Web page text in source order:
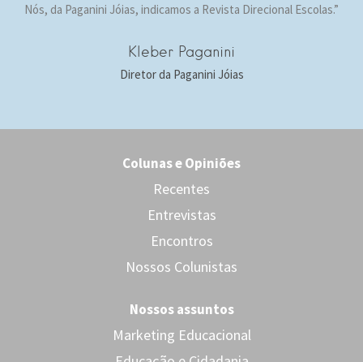
Nós, da Paganini Jóias, indicamos a Revista Direcional Escolas.”
Kleber Paganini
Diretor da Paganini Jóias
Colunas e Opiniões
Recentes
Entrevistas
Encontros
Nossos Colunistas
Nossos assuntos
Marketing Educacional